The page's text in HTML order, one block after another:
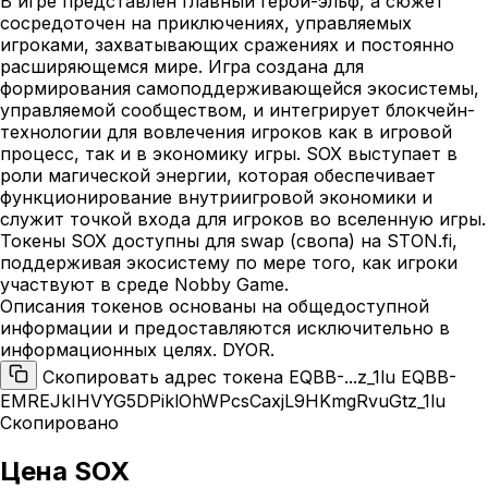
сосредоточен на приключениях, управляемых
игроками, захватывающих сражениях и постоянно
расширяющемся мире. Игра создана для
формирования самоподдерживающейся экосистемы,
управляемой сообществом, и интегрирует блокчейн-
технологии для вовлечения игроков как в игровой
процесс, так и в экономику игры. SOX выступает в
роли магической энергии, которая обеспечивает
функционирование внутриигровой экономики и
служит точкой входа для игроков во вселенную игры.
Токены SOX доступны для swap (cвопа) на STON.fi,
поддерживая экосистему по мере того, как игроки
участвуют в среде Nobby Game.
Описания токенов основаны на общедоступной
информации и предоставляются исключительно в
информационных целях. DYOR.
Скопировать адрес токена EQBB-...z_1lu EQBB-
EMREJkIHVYG5DPiklOhWPcsCaxjL9HKmgRvuGtz_1lu
Скопировано
Цена SOX